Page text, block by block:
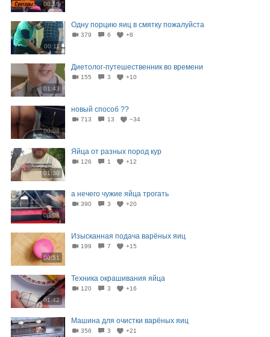
00:16
00:11
Одну порцию яиц в смятку пожалуйста
379 6 +8
01:43
Диетолог-путешественник во времени
155 3 +10
00:08
новый способ ??
713 13 −34
01:30
Яйца от разных пород кур
126 1 +12
00:08
а нечего чужие яйца трогать
390 3 +20
00:51
Изысканная подача варёных яиц
199 7 +15
01:42
Техника окрашивания яйца
120 3 +16
Машина для очистки варёных яиц
356 3 +21